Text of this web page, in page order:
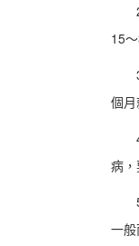
15
個月
病，
一